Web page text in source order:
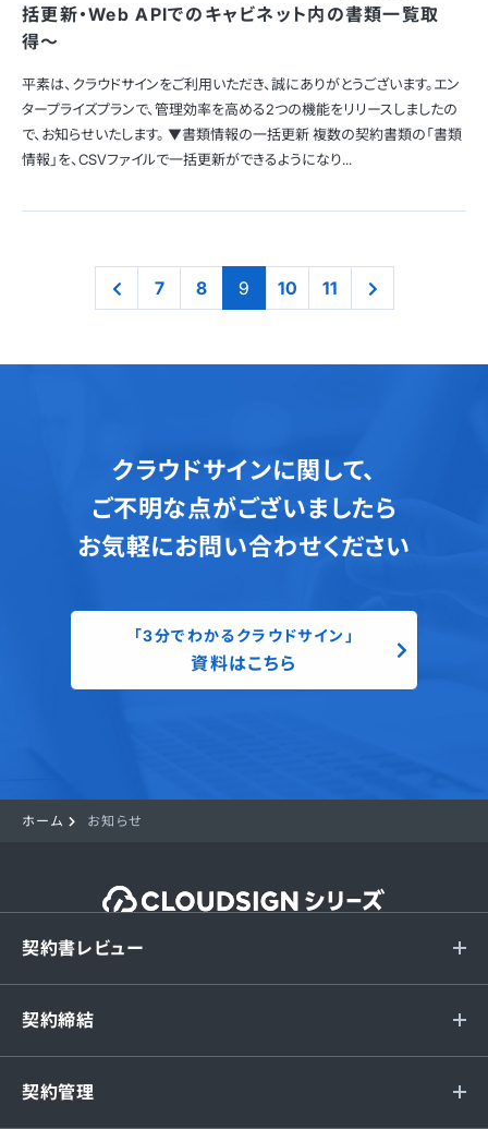
括更新・Web APIでのキャビネット内の書類一覧取
得〜
平素は、クラウドサインをご利用いただき、誠にありがとうございます。エン
タープライズプランで、管理効率を高める2つの機能をリリースしましたの
で、お知らせいたします。 ▼書類情報の一括更新 複数の契約書類の「書類
情報」を、CSVファイルで一括更新ができるようになり...
7 8 9 10 11
クラウドサインに関して、
ご不明な点がございましたら
お気軽にお問い合わせください
「3分でわかるクラウドサイン」
資料はこちら
ホーム お知らせ
契約書レビュー
契約締結
契約管理